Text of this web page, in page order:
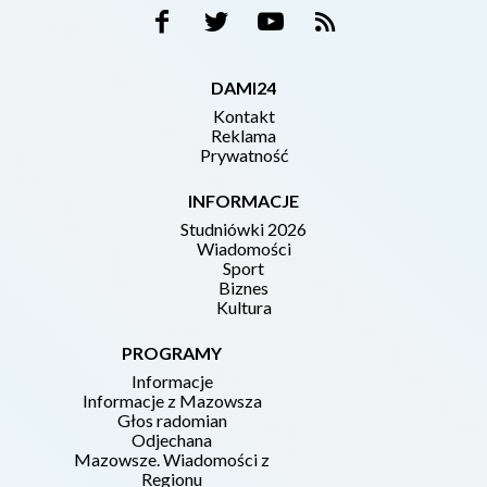
DAMI24
Kontakt
Reklama
Prywatność
INFORMACJE
Studniówki 2026
Wiadomości
Sport
Biznes
Kultura
PROGRAMY
Informacje
Informacje z Mazowsza
Głos radomian
Odjechana
Mazowsze. Wiadomości z
Regionu